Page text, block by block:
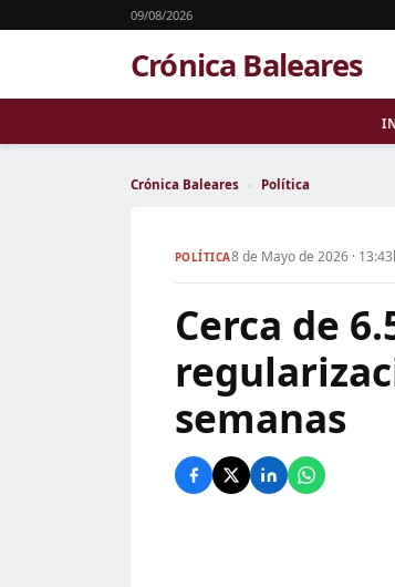
09/08/2026
Crónica Baleares
Crónica Baleares › Política
POLÍTICA8 de Mayo de 2026 ·
Cerca de
semanas